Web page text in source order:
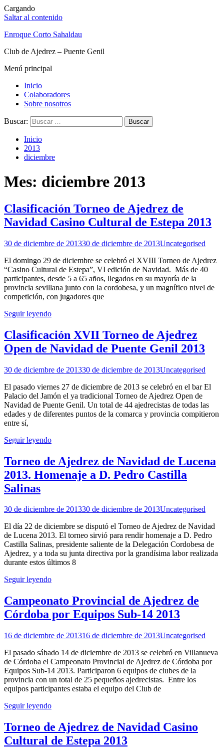
Cargando
Saltar al contenido
Enroque Corto Sahaldau
Club de Ajedrez – Puente Genil
Menú principal
Inicio
Colaboradores
Sobre nosotros
Buscar:
Inicio
2013
diciembre
Mes: diciembre 2013
Clasificación Torneo de Ajedrez de
Navidad Casino Cultural de Estepa 2013
30 de diciembre de 201330 de diciembre de 2013Uncategorised
El domingo 29 de diciembre se celebró el XVIII Torneo de Ajedrez
“Casino Cultural de Estepa”, VI edición de Navidad. Más de 40
participantes, desde 5 a 65 años, llegados en su mayoría de la
provincia sevillana junto con la cordobesa, y un magnífico nivel de
competición, con jugadores que
Seguir leyendo
Clasificación XVII Torneo de Ajedrez
Open de Navidad de Puente Genil 2013
30 de diciembre de 201330 de diciembre de 2013Uncategorised
El pasado viernes 27 de diciembre de 2013 se celebró en el bar El
Palacio del Jamón el ya tradicional Torneo de Ajedrez Open de
Navidad de Puente Genil. Un total de 44 ajedrecistas de todas las
edades y de diferentes puntos de la comarca y provincia compitieron
entre sí,
Seguir leyendo
Torneo de Ajedrez de Navidad de Lucena
2013. Homenaje a D. Pedro Castilla
Salinas
30 de diciembre de 201330 de diciembre de 2013Uncategorised
El día 22 de diciembre se disputó el Torneo de Ajedrez de Navidad
de Lucena 2013. El torneo sirvió para rendir homenaje a D. Pedro
Castilla Salinas, presidente saliente de la Delegación Cordobesa de
Ajedrez, y a toda su junta directiva por la grandísima labor realizada
durante estos últimos 8
Seguir leyendo
Campeonato Provincial de Ajedrez de
Córdoba por Equipos Sub-14 2013
16 de diciembre de 201316 de diciembre de 2013Uncategorised
El pasado sábado 14 de diciembre de 2013 se celebró en Villanueva
de Córdoba el Campeonato Provincial de Ajedrez de Córdoba por
Equipos Sub-14 2013. Participaron 6 equipos de clubes de la
provincia con un total de 25 pequeños ajedrecistas. Entre los
equipos participantes estaba el equipo del Club de
Seguir leyendo
Torneo de Ajedrez de Navidad Casino
Cultural de Estepa 2013